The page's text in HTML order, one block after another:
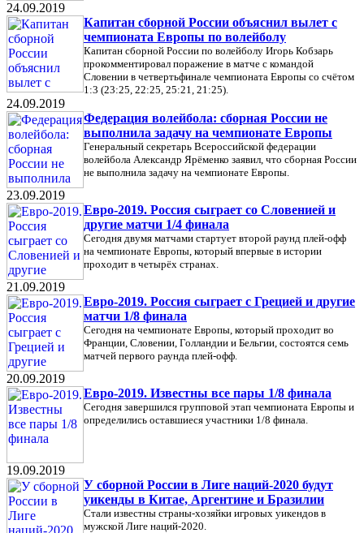
24.09.2019
Капитан сборной России объяснил вылет с
чемпионата Европы по волейболу
Капитан сборной России по волейболу Игорь Кобзарь
прокомментировал поражение в матче с командой
Словении в четвертьфинале чемпионата Европы со счётом
1:3 (23:25, 22:25, 25:21, 21:25).
24.09.2019
Федерация волейбола: сборная России не
выполнила задачу на чемпионате Европы
Генеральный секретарь Всероссийской федерации
волейбола Александр Ярёменко заявил, что сборная России
не выполнила задачу на чемпионате Европы.
23.09.2019
Евро-2019. Россия сыграет со Словенией и
другие матчи 1/4 финала
Сегодня двумя матчами стартует второй раунд плей-офф
на чемпионате Европы, который впервые в истории
проходит в четырёх странах.
21.09.2019
Евро-2019. Россия сыграет с Грецией и другие
матчи 1/8 финала
Сегодня на чемпионате Европы, который проходит во
Франции, Словении, Голландии и Бельгии, состоятся семь
матчей первого раунда плей-офф.
20.09.2019
Евро-2019. Известны все пары 1/8 финала
Сегодня завершился групповой этап чемпионата Европы и
определились оставшиеся участники 1/8 финала.
19.09.2019
У сборной России в Лиге наций-2020 будут
уикенды в Китае, Аргентине и Бразилии
Стали известны страны-хозяйки игровых уикендов в
мужской Лиге наций-2020.